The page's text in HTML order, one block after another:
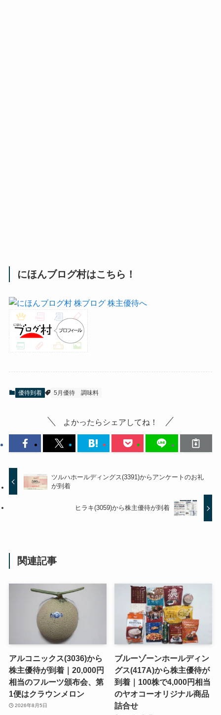
にほんブログ村はこちら！
優待到着 5月優待 調味料
よかったらシェアしてね！
ツルハホールディングス(3391)からアンケートのお礼
が到着
ヒラキ(3059)から株主優待が到着
関連記事
アルコニックス(3036)から
株主優待が到着｜20,000円
相当のフルーツ頒布会、第
1便はクラウンメロン
2026年8月5日
ブルーゾーンホールディン
グス(417A)から株主優待が
到着｜100株で4,000円相当
のヤオコーオリジナル商品
詰合せ